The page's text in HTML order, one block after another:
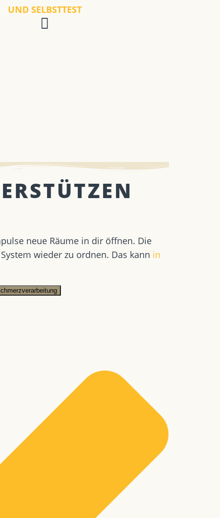
UND SELBSTTEST
neue Räume in dir öffnen. Die
wieder zu ordnen. Das kann in